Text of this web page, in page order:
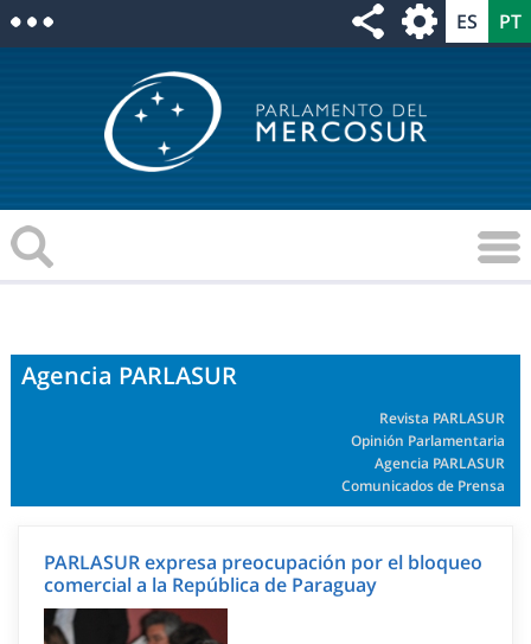
Agencia PARLASUR
Revista PARLASUR
Opinión Parlamentaria
Agencia PARLASUR
Comunicados de Prensa
PARLASUR expresa preocupación por el bloqueo
comercial a la República de Paraguay